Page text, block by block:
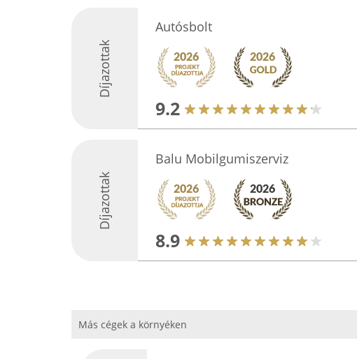
Díjazottak
Autósbolt
9.2
Díjazottak
Balu Mobilgumiszerviz
8.9
Más cégek a környéken